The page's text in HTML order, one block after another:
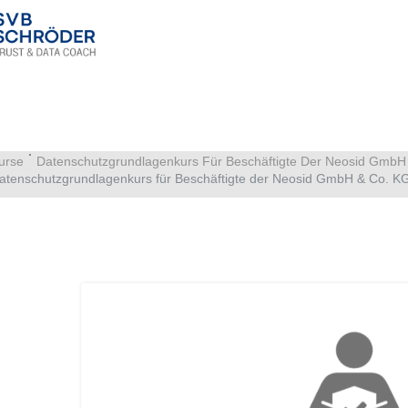
Datenschutzgrundlagenkurs Für Beschäftigte Der Neosid
für Beschäftigte der Neosid GmbH & Co.